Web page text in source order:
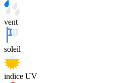
vent
soleil
indice UV